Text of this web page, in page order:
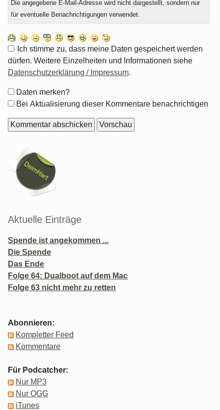
Die angegebene E-Mail-Adresse wird nicht dargestellt, sondern nur
für eventuelle Benachrichtigungen verwendet.
Ich stimme zu, dass meine Daten gespeichert werden
dürfen. Weitere Einzelheiten und Informationen siehe
Datenschutzerklärung / Impressum.
Formular-
Optionen
Daten merken?
Bei Aktualisierung dieser Kommentare benachrichtigen
Seitenleiste
Aktuelle Einträge
Spende ist angekommen ...
Die Spende
Das Ende
Folge 64: Dualboot auf dem Mac
Folge 63 nicht mehr zu retten
Abonnieren:
Kompletter Feed
Kommentare
Für Podcatcher:
Nur MP3
Nur OGG
iTunes